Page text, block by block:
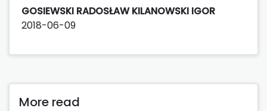
GOSIEWSKI RADOSŁAW KILANOWSKI IGOR
2018-06-09
More read